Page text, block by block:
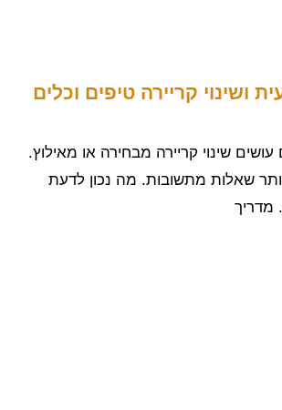
ושינוי קריירה טיפים וכלים
עושים שינוי קריירה מבחירה או מאילוץ.
שאלות מתשובות. מה נכון לדעת
מדריך